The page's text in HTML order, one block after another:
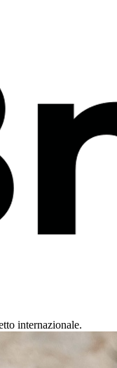
internazionale.